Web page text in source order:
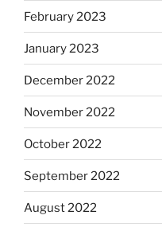
February 2023
January 2023
December 2022
November 2022
October 2022
September 2022
August 2022